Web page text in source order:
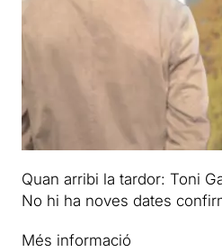
Quan arribi la tardor: Toni
No hi ha noves dates
Més informació